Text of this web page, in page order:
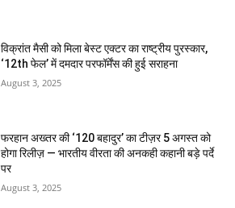
विक्रांत मैसी को मिला बेस्ट एक्टर का राष्ट्रीय पुरस्कार,
‘12th फेल’ में दमदार परफॉर्मेंस की हुई सराहना
August 3, 2025
फरहान अख्तर की ‘120 बहादुर’ का टीज़र 5 अगस्त को
होगा रिलीज़ — भारतीय वीरता की अनकही कहानी बड़े पर्दे
पर
August 3, 2025